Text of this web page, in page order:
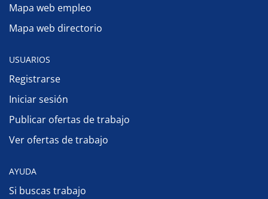
Mapa web empleo
Mapa web directorio
USUARIOS
Registrarse
Iniciar sesión
Publicar ofertas de trabajo
Ver ofertas de trabajo
AYUDA
Si buscas trabajo